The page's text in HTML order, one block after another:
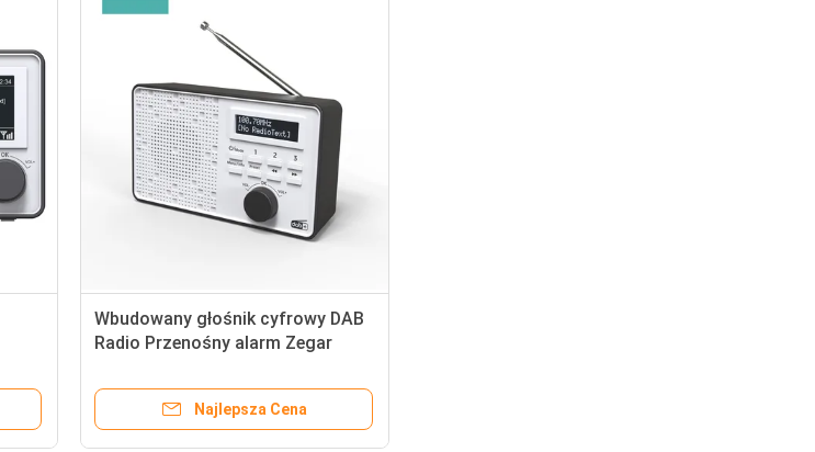
Wbudowany głośnik cyfrowy DAB
Radio Przenośny alarm Zegar
wyświetlaczem
Najlepsza Cena